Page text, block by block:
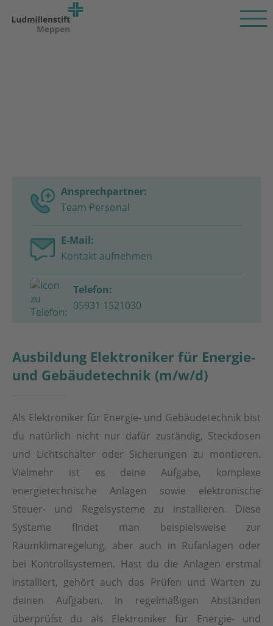
Ansprechpartner:
Team Personal
E-Mail:
Kontakt aufnehmen
Telefon:
05931 1521030
Ausbildung Elektroniker für Energie-
und Gebäudetechnik (m/w/d)
Als Elektroniker für Energie- und Gebäudetechnik bist
du natürlich nicht nur dafür zuständig, Steckdosen
und Lichtschalter oder Sicherungen zu montieren.
Vielmehr ist es deine Aufgabe, komplexe
energietechnische Anlagen sowie elektronische
Steuer- und Regelsysteme zu installieren. Diese
Systeme findet man beispielsweise zur
Raumklimaregelung, aber auch in Rufanlagen oder
bei Kontrollsystemen. Hast du die Anlagen erstmal
installiert, gehört auch das Prüfen und Warten zu
deinen Aufgaben. In regelmäßigen Abständen
überprüfst du als Elektroniker für Energie- und